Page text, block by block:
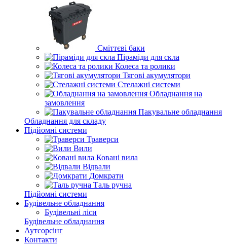
Сміттєві баки
Піраміди для скла
Колеса та ролики
Тягові акумулятори
Стелажні системи
Обладнання на
замовлення
Пакувальне обладнання
Обладнання для складу
Підйомні системи
Траверси
Вили
Ковані вила
Відвали
Домкрати
Таль ручна
Підйомні системи
Будівельне обладнання
Будівельні ліси
Будівельне обладнання
Аутсорсінг
Контакти